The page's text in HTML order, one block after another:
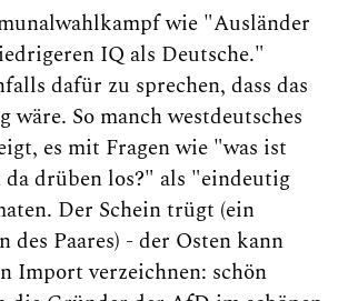
wie "Ausländer
IQ als Deutsche."
dafür zu sprechen, dass das
wäre. So manch westdeutsches
es mit Fragen wie "was ist
drüben los?" als "eindeutig
Der Schein trügt (ein
des Paares) - der Osten kann
Import verzeichnen: schön